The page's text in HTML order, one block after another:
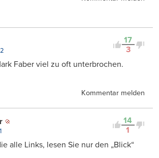
17
3
Faber viel zu oft unterbrochen.
Kommentar melden
14
1
alle Links, lesen Sie nur den „Blick“